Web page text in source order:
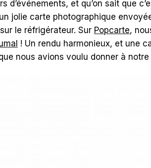
d’événements, et qu’on sait que
jolie carte photographique
le réfrigérateur. Sur Popcarte,
! Un rendu harmonieux, et une
nous avions voulu donner à notre